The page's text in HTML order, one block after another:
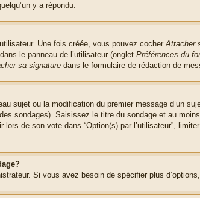
y a répondu.
Une fois créée, vous pouvez cocherAttacher
le panneau de l’utilisateur (onglet Préférences du
sa signature dans le formulaire de rédaction de
sujet ou la modification du premier message d’un
sondages). Saisissez le titre du sondage et au
de son vote dans “Option(s) par l’utilisateur”,
Si vous avez besoin de spécifier plus